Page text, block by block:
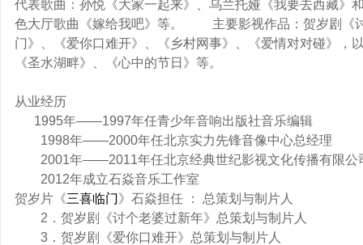
代表歌曲：孙悦《大家一起来》、乌兰托娅《我要去西藏》
色大厅歌曲《嫁给我吧》等。 主要影视作品：贺岁剧《
门》、《爱你口难开》、《乡村网事》、《爱情对对碰》，
《圣水湖畔》、《心中的节日》等。
从业经历
1995年——1997年任青少年音响出版社音乐编辑
1998年——2000年任北京实力先锋音像中心总经理
2001年——2011年任北京经典世纪影视文化传播有限公
2012年成立石焱音乐工作室
贺岁片《三喜临门》石焱担任 ： 总策划与制片人
2．贺岁剧《讨个老婆过新年》总策划与制片人
3．贺岁剧《爱你口难开》总策划与制片人